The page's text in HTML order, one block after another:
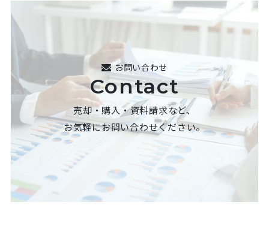
お問い合わせ
Contact
売却・購入・資料請求など、
お気軽にお問い合わせください。